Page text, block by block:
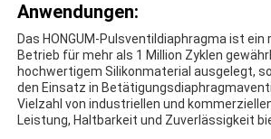
Anwendungen:
Das HONGUM-Pulsventildiaphragma ist
Betrieb für mehr als 1 Million Zyklen
hochwertigem Silikonmaterial ausgelegt,
den Einsatz in
Vielzahl von industriellen und
Leistung, Haltbarkeit und Zuverlässigkeit